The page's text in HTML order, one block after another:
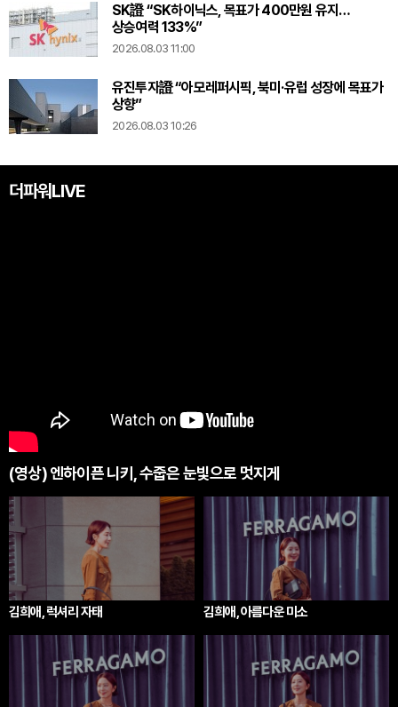
SK證 “SK하이닉스, 목표가 400만원 유지…
상승여력 133%”
2026.08.03 11:00
유진투자證 “아모레퍼시픽, 북미·유럽 성장에 목표가
상향”
2026.08.03 10:26
더파워LIVE
(영상) 엔하이픈 니키, 수줍은 눈빛으로 멋지게
김희애, 럭셔리 자태 김희애, 아름다운 미소